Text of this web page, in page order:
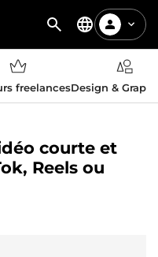
freelancesDesign &
courte et
Reels ou